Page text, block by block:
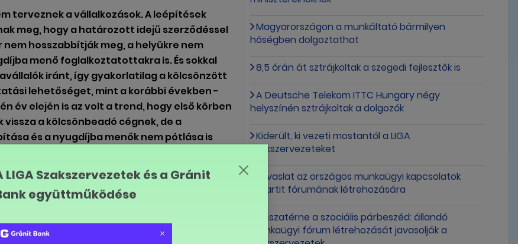
terveznek a vállalkozások. A leépítések
meg, hogy a határozott idejű szerződéssel
hosszabbítják meg, a helyükre nem
menő foglalkoztatottakra is. És sokkal
iránt, így gyakorlatilag a kölcsönzött
lehetőséget, mint a korábbi években -
év elején is az volt a trend, hogy első körben
a kölcsönbeadó cégnek, de a
és a nyugdíjba menők nem pótlása is
jellemzően csak egy-egy olyan
új dolgozóval betölteni, ami
sok cégnél hajtanak végre úgynevezett
hogy megvizsgálják, hogy hol vannak olyan
tudják a létszámot is ezzel
Magyarországon a munkáltató bármilyen
hőségben dolgoztathat
8,5 órán át sztrájkoltak a szegedi fejlesztők is
A Deutsche Telekom ITTC Hungary négy
helyszínén sztrájkoltak a dolgozók
Kiderült, ki vezeti mostantól a LIGA
Szakszervezeteket
Javaslat az országos munkaügyi kapcsolatok
tripartit fórumának létrehozására
Visszatérne a szociális párbeszéd: állandó
munkaügyi fórum létrehozását javasolják a
LIGA Szakszervezetek és a Gránit
együttműködése